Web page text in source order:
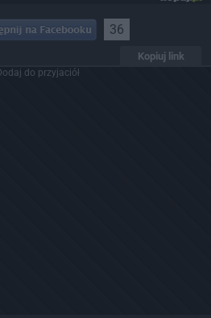
36
Kopiuj link
do przyjaciół